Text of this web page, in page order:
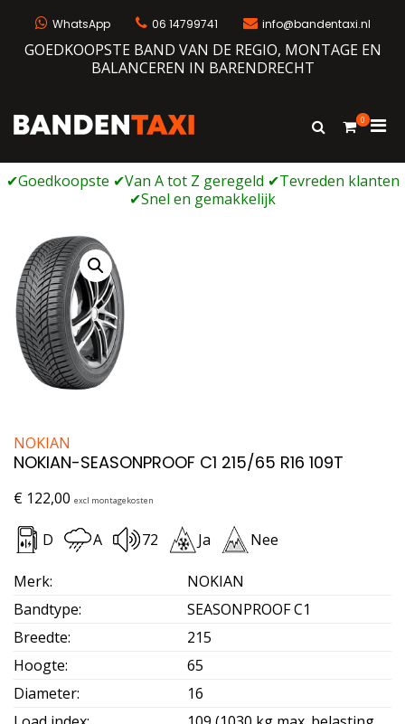
WhatsApp 06 14799741 info@bandentaxi.nl
GOEDKOOPSTE BAND VAN DE REGIO, MONTAGE EN
BALANCEREN IN BARENDRECHT
Bandengarage met eigen webshop
Toon
0
voor
NOKIAN
NOKIAN-SEASONPROOF C1 215/65 R16 109T
€ 122,00 excl montagekosten
D A 72 Ja Nee
Merk:
NOKIAN
Bandtype:
SEASONPROOF C1
Breedte:
215
Hoogte:
65
Diameter:
16